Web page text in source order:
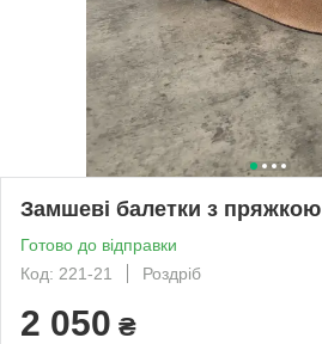
Замшеві балетки з пряжкою
Готово до відправки
Код: 221-21
Роздріб
2 050 ₴